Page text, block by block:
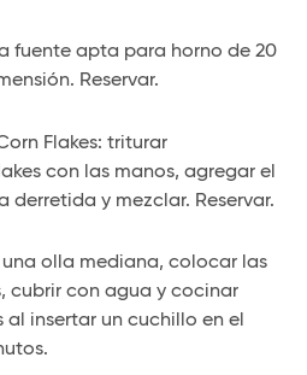
apta para horno de 20
Reservar.
Flakes: triturar
con las manos, agregar el
y mezclar. Reservar.
olla mediana, colocar las
cubrir con agua y cocinar
al insertar un cuchillo en el